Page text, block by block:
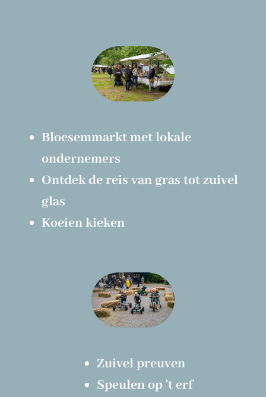
Bloesemmarkt met lokale
ondernemers
Ontdek de reis van gras tot zuivel
glas
Koeien kieken
Zuivel preuven
Speulen op 't erf